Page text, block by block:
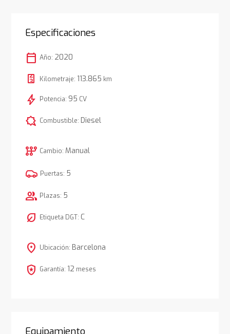
Especificaciones
calendar_today Año: 2020
Kilometraje: 113.865 km
bolt Potencia: 95 CV
comic_bubble Combustible: Diesel
auto_transmission Cambio: Manual
Puertas: 5
group Plazas: 5
nest_eco_leaf Etiqueta DGT: C
location_on Ubicación: Barcelona
local_police Garantía: 12 meses
Equipamiento